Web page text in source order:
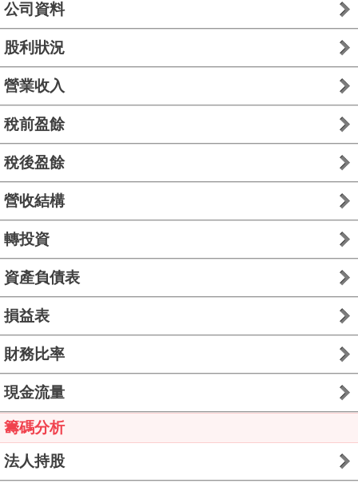
公司資料
股利狀況
營業收入
稅前盈餘
稅後盈餘
營收結構
轉投資
資產負債表
損益表
財務比率
現金流量
籌碼分析
法人持股